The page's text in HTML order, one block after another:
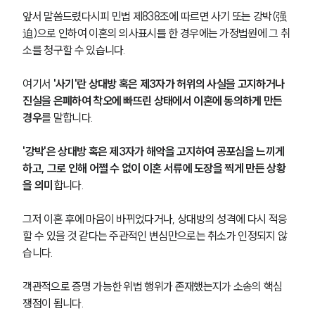
앞서 말씀드렸다시피 민법 제838조에 따르면 사기 또는 강박(强
迫)으로 인하여 이혼의 의사표시를 한 경우에는 가정법원에 그 취
소를 청구할 수 있습니다.
여기서 '사기'란 상대방 혹은 제3자가 허위의 사실을 고지하거나
진실을 은폐하여 착오에 빠뜨린 상태에서 이혼에 동의하게 만든
경우를 말합니다.
'강박'은 상대방 혹은 제3자가 해악을 고지하여 공포심을 느끼게
하고, 그로 인해 어쩔 수 없이 이혼 서류에 도장을 찍게 만든 상황
을 의미 합니다.
그저 이혼 후에 마음이 바뀌었다거나, 상대방의 성격에 다시 적응
할 수 있을 것 같다는 주관적인 변심만으로는 취소가 인정되지 않
습니다.
객관적으로 증명 가능한 위법 행위가 존재했는지가 소송의 핵심
쟁점이 됩니다.